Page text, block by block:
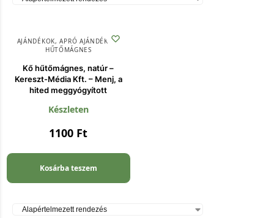
AJÁNDÉKOK,APRÓ AJÁNDÉKOK,
HŰTŐMÁGNES
Kő hűtőmágnes, natúr –
Kereszt-Média Kft. – Menj, a
hited meggyógyított
Készleten
1100 Ft
Kosárba teszem